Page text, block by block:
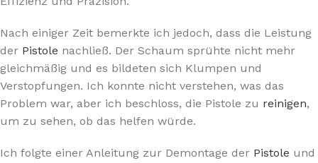
Nach einiger Zeit bemerkte ich jedoch, dass die Leistung
der Pistole nachließ. Der Schaum sprühte nicht mehr
gleichmäßig und es bildeten sich Klumpen und
Verstopfungen. Ich konnte nicht verstehen, was das
Problem war, aber ich beschloss, die Pistole zu reinigen,
um zu sehen, ob das helfen würde.
Ich folgte einer Anleitung zur Demontage der Pistole und